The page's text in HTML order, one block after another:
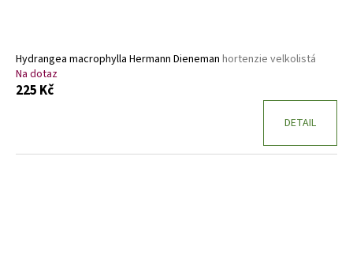
Hydrangea macrophylla Hermann Dieneman hortenzie velkolistá
Na dotaz
225 Kč
DETAIL